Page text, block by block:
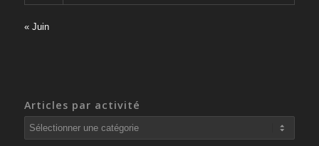
« Juin
Articles par activité
Articles
par